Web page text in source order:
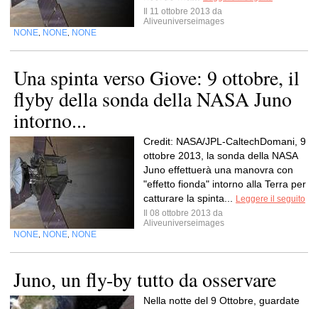
Il 11 ottobre 2013 da
Aliveuniverseimages
NONE NONE NONE
Una spinta verso Giove: 9 ottobre, il
flyby della sonda della NASA Juno
intorno...
Credit: NASA/JPL-CaltechDomani, 9
ottobre 2013, la sonda della NASA
Juno effettuerà una manovra con
"effetto fionda" intorno alla Terra per
catturare la spinta...
Leggere il seguito
Il 08 ottobre 2013 da
Aliveuniverseimages
NONE NONE NONE
Juno, un fly-by tutto da osservare
Nella notte del 9 Ottobre, guardate